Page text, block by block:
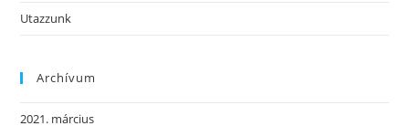
Utazzunk
Archívum
2021. március